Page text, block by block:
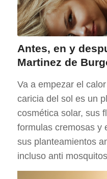
Antes, en y
Martinez de
Va a empezar el
caricia del sol es un
cosmética solar, sus
formulas cremosas y
sus planteamientos
incluso anti